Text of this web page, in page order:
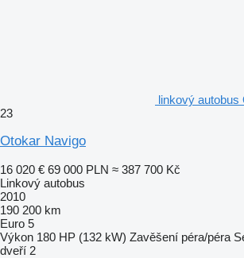
linkový autobus
23
Otokar Navigo
16 020 € 69 000 PLN ≈ 387 700 Kč
Linkový autobus
2010
190 200 km
Euro 5
Výkon 180 HP (132 kW) Zavěšení péra/péra
dveří 2